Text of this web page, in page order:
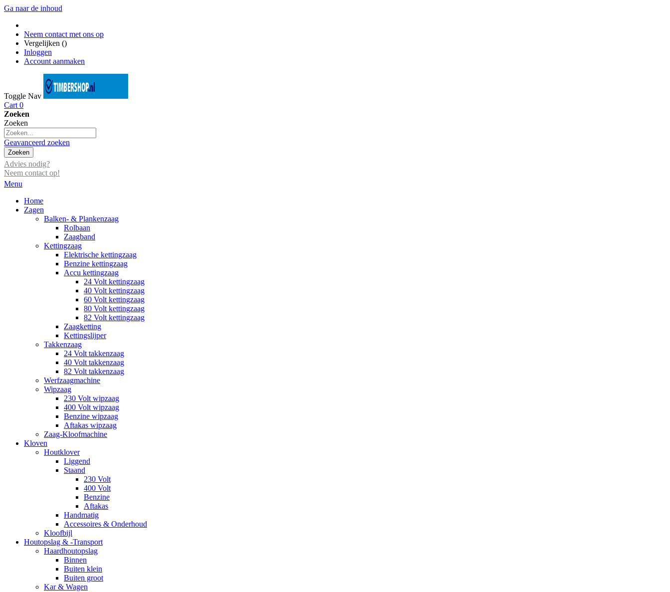
Ga naar de inhoud
Neem contact met ons op
Vergelijken ()
Inloggen
Account aanmaken
Toggle Nav
Cart 0
Zoeken
Zoeken
Geavanceerd zoeken
Zoeken
Advies nodig?
Neem contact op!
Menu
Home
Zagen
Balken- & Plankenzaag
Rolbaan
Zaagband
Kettingzaag
Elektrische kettingzaag
Benzine kettingzaag
Accu kettingzaag
24 Volt kettingzaag
40 Volt kettingzaag
60 Volt kettingzaag
80 Volt kettingzaag
82 Volt kettingzaag
Zaagketting
Kettingslijper
Takkenzaag
24 Volt takkenzaag
40 Volt takkenzaag
82 Volt takkenzaag
Werfzaagmachine
Wipzaag
230 Volt wipzaag
400 Volt wipzaag
Benzine wipzaag
Aftakas wipzaag
Zaag-Kloofmachine
Kloven
Houtklover
Liggend
Staand
230 Volt
400 Volt
Benzine
Aftakas
Handmatig
Accessoires & Onderhoud
Kloofbijl
Houtopslag & -Transport
Haardhoutopslag
Binnen
Buiten klein
Buiten groot
Kar & Wagen